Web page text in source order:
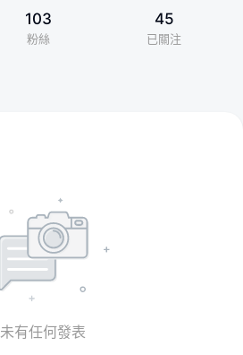
103
粉絲
45
已關注
未有任何發表